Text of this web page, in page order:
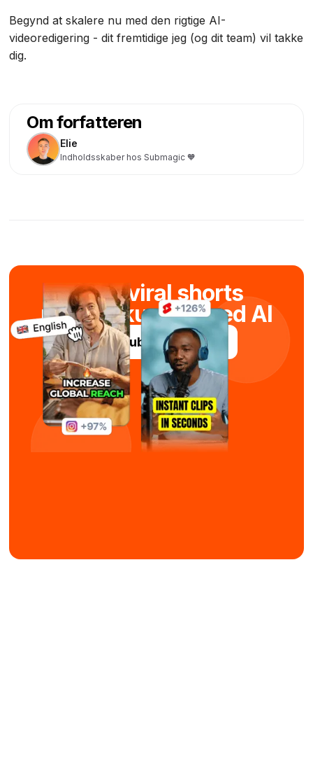
Begynd at skalere nu med den rigtige AI-
videoredigering - dit fremtidige jeg (og dit team) vil takke
dig.
Om forfatteren
Elie
Indholdsskaber hos Submagic 🧡
Skab viral shorts
på få sekunder med AI
Prøv Submagic gratis